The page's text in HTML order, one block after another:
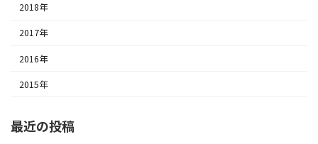
2018年
2017年
2016年
2015年
最近の投稿